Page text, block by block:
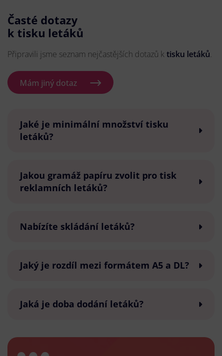
Časté dotazy
k tisku letáků
Připravili jsme seznam nejčastějších dotazů k tisku letáků.
Mám jiný dotaz
Jaké je minimální množství tisku
letáků?
Jakou gramáž papíru zvolit pro tisk
reklamních letáků?
Nabízíte skládání letáků?
Jaký je rozdíl mezi formátem A5 a DL?
Jaká je doba dodání letáků?